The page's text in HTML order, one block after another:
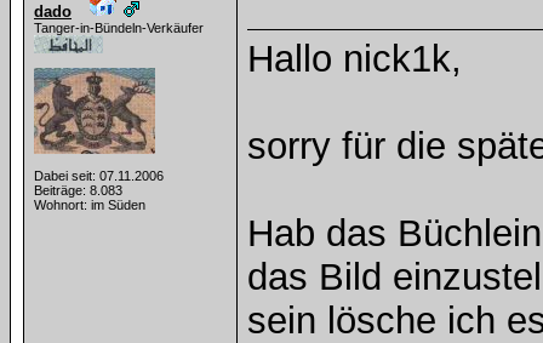
dado
Tanger-in-Bündeln-Verkäufer
Dabei seit: 07.11.2006
Beiträge: 8.083
Wohnort: im Süden
Hallo nick1k,
sorry für die
Hab das
das Bild
sein lösche ich